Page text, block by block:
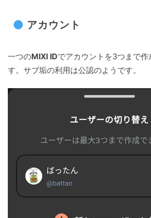
アカウント
一つのMIXI IDでアカウントを3つまで
す。サブ垢の利用は公認のようです。